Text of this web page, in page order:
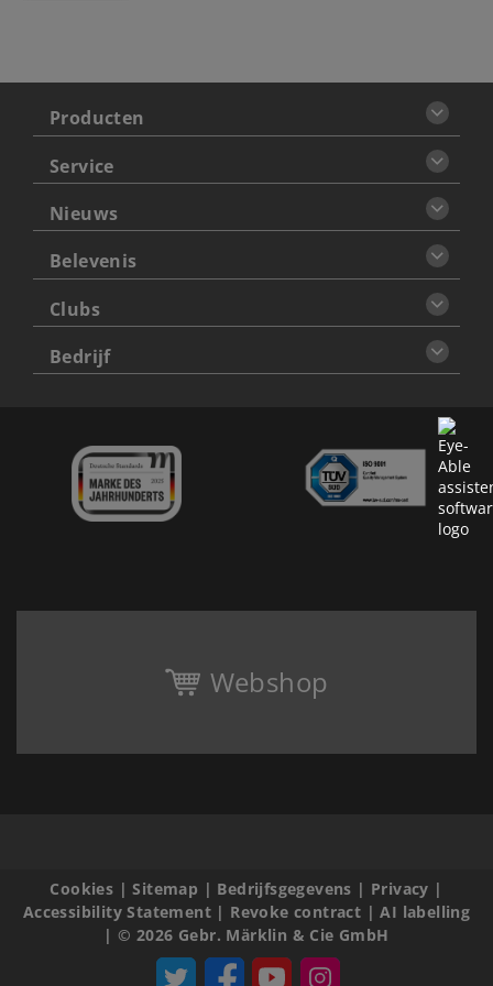
Producten
Service
Nieuws
Belevenis
Clubs
Bedrijf
Webshop
Cookies |Sitemap | Bedrijfsgegevens | Privacy |
Accessibility Statement| Revoke contract |AI labelling
|© 2026 Gebr. Märklin & Cie GmbH